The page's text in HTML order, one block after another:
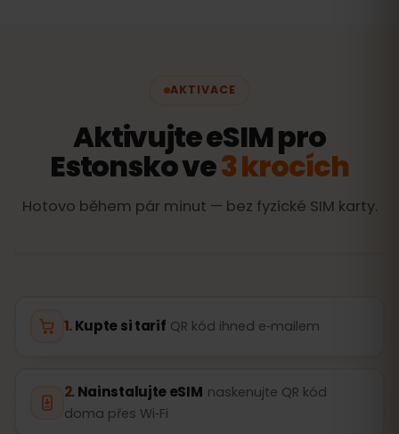
AKTIVACE
Aktivujte eSIM pro
Estonsko ve3 krocích
Hotovo během pár minut — bez fyzické SIM karty.
Kupte si tarif QR kód ihned e‑mailem
Nainstalujte eSIM naskenujte QR kód
doma přes Wi‑Fi